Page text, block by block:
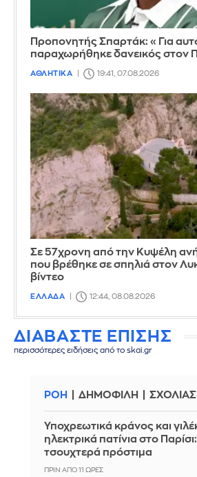
Προπονητής Σπαρτάκ: «Για
παραχωρήθηκε δανεικός στον
ΑΘΛΗΤΙΚΑ 19:41, 07.08.2026
Σε 57χρονη από την Κυψέλη
που βρέθηκε σε σπηλιά στον
βίντεο
ΕΛΛΑΔΑ 12:44, 08.08.2026
ΔΙΑΒΑΣΤΕ ΕΠΙΣΗΣ
περισσότερες ειδήσεις από το skai.gr
ΡΟΗ ΔΗΜΟΦΙΛΗ
Υποχρεωτικά κράνος και
ηλεκτρικά πατίνια στο
τσουχτερά πρόστιμα
ΠΡΙΝ ΑΠΌ 11 ΏΡΕΣ